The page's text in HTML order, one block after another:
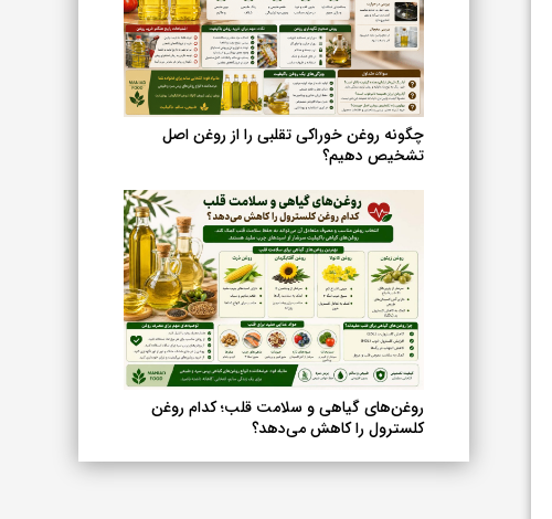
چگونه روغن خوراکی تقلبی را از روغن اصل
تشخیص دهیم؟
روغن‌های گیاهی و سلامت قلب؛ کدام روغن
کلسترول را کاهش می‌دهد؟